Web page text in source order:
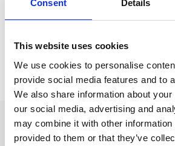
Consent Details
This website uses cookies
We use cookies to personalise
provide social media features and to
We also share information about
our social media, advertising and
may combine it with other information
provided to them or that they’ve
Kort & Kuvert /Vykort
Prishistorik
Lägsta pris senaste 30 dagarna är
Andra tittade